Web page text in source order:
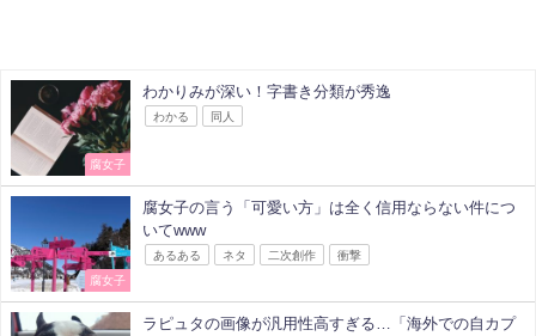
腐女子
わかりみが深い！字書き分類が秀逸
わかる 同人
腐女子
腐女子の言う「可愛い方」は全く信用ならない件につ
いてwww
あるある ネタ 二次創作 衝撃
ラピュタの画像が汎用性高すぎる…「海外での自カプ